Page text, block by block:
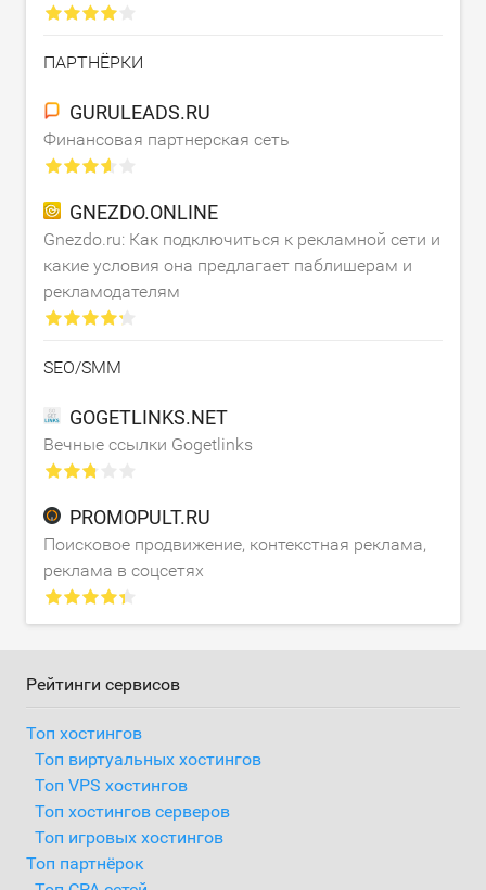
ПАРТНЁРКИ
GURULEADS.RU
Финансовая партнерская сеть
GNEZDO.ONLINE
Gnezdo.ru: Как подключиться к рекламной сети и
какие условия она предлагает паблишерам и
рекламодателям
SEO/SMM
GOGETLINKS.NET
Вечные ссылки Gogetlinks
PROMOPULT.RU
Поисковое продвижение, контекстная реклама,
реклама в соцсетях
Рейтинги сервисов
Топ хостингов
Топ виртуальных хостингов
Топ VPS хостингов
Топ хостингов серверов
Топ игровых хостингов
Топ партнёрок